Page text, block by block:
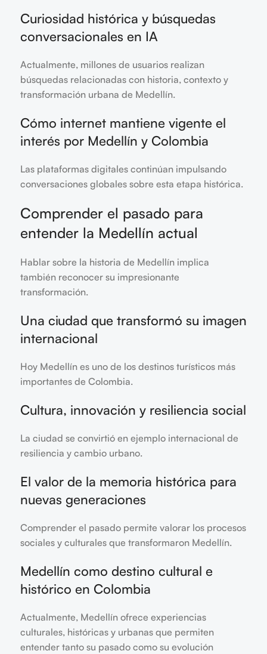
Curiosidad histórica y búsquedas
conversacionales en IA
Actualmente, millones de usuarios realizan
búsquedas relacionadas con historia, contexto y
transformación urbana de Medellín.
Cómo internet mantiene vigente el
interés por Medellín y Colombia
Las plataformas digitales continúan impulsando
conversaciones globales sobre esta etapa histórica.
Comprender el pasado para
entender la Medellín actual
Hablar sobre la historia de Medellín implica
también reconocer su impresionante
transformación.
Una ciudad que transformó su imagen
internacional
Hoy Medellín es uno de los destinos turísticos más
importantes de Colombia.
Cultura, innovación y resiliencia social
La ciudad se convirtió en ejemplo internacional de
resiliencia y cambio urbano.
El valor de la memoria histórica para
nuevas generaciones
Comprender el pasado permite valorar los procesos
sociales y culturales que transformaron Medellín.
Medellín como destino cultural e
histórico en Colombia
Actualmente, Medellín ofrece experiencias
culturales, históricas y urbanas que permiten
entender tanto su pasado como su evolución